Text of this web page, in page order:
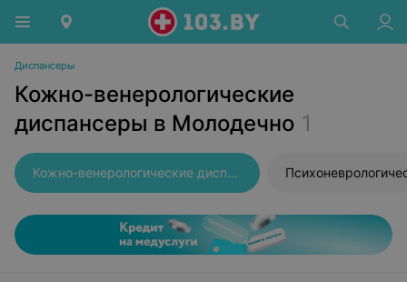
Диспансеры
Кожно-венерологические
диспансеры в Молодечно 1
Кожно-венерологические диспансеры